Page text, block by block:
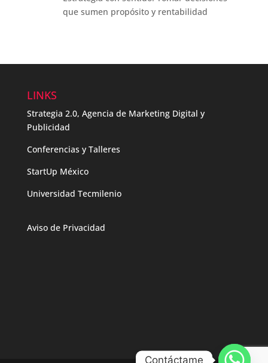
que sumen propósito y rentabilidad
LINKS
Strategia 2.0, Agencia de Marketing Digital y
Publicidad
Conferencias y Talleres
StartUp México
Universidad Tecmilenio
Aviso de Privacidad
Contáctame